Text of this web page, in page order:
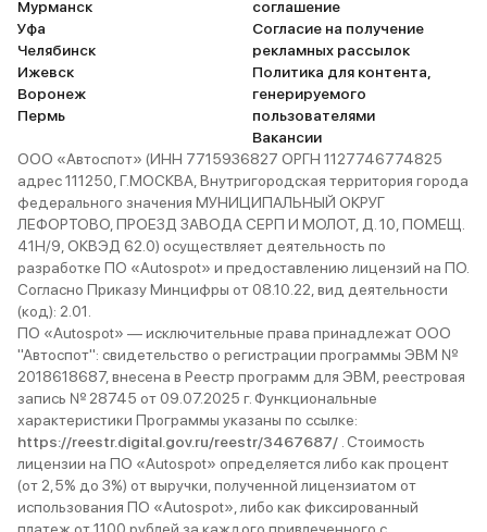
Мурманск
Уфа
Челябинск
Ижевск
Воронеж
Пермь
соглашение
Согласие на получение
рекламных рассылок
Политика для контента,
генерируемого
пользователями
Вакансии
ООО «Автоспот» (ИНН 7715936827 ОРГН 1127746774825
адрес 111250, Г.МОСКВА, Внутригородская территория города
федерального значения МУНИЦИПАЛЬНЫЙ ОКРУГ
ЛЕФОРТОВО, ПРОЕЗД ЗАВОДА СЕРП И МОЛОТ, Д. 10, ПОМЕЩ.
41Н/9, ОКВЭД 62.0) осуществляет деятельность по
разработке ПО «Autospot» и предоставлению лицензий на ПО.
Согласно Приказу Минцифры от 08.10.22, вид деятельности
(код): 2.01.
ПО «Autospot» — исключительные права принадлежат ООО
"Автоспот": свидетельство о регистрации программы ЭВМ №
2018618687, внесена в Реестр программ для ЭВМ, реестровая
запись № 28745 от 09.07.2025 г. Функциональные
характеристики Программы указаны по ссылке:
https://reestr.digital.gov.ru/reestr/3467687/ . Стоимость
лицензии на ПО «Autospot» определяется либо как процент
(от 2,5% до 3%) от выручки, полученной лицензиатом от
использования ПО «Autospot», либо как фиксированный